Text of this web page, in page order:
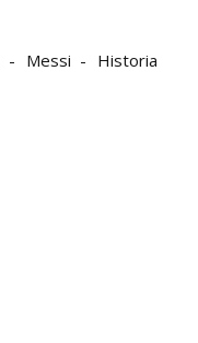
Messi Historia